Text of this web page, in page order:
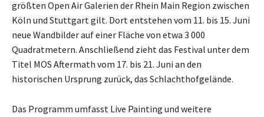
größten Open Air Galerien der Rhein Main Region zwischen
Köln und Stuttgart gilt. Dort entstehen vom 11. bis 15. Juni
neue Wandbilder auf einer Fläche von etwa 3 000
Quadratmetern. Anschließend zieht das Festival unter dem
Titel MOS Aftermath vom 17. bis 21. Juni an den
historischen Ursprung zurück, das Schlachthofgelände.
Das Programm umfasst Live Painting und weitere